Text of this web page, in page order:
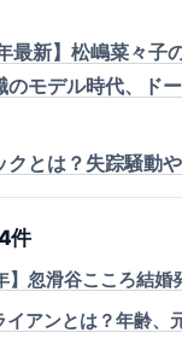
最新】松嶋菜々子
のモデル時代、ド
クとは？失踪騒動
件
】忽滑谷こころ結
イアンとは？年齢、